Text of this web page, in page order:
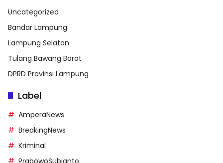
Uncategorized
Bandar Lampung
Lampung Selatan
Tulang Bawang Barat
DPRD Provinsi Lampung
Label
AmperaNews
BreakingNews
Kriminal